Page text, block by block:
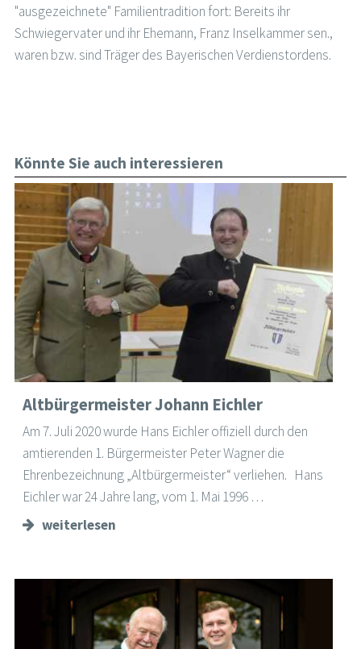
"ausgezeichnete" Familientradition fort: Bereits ihr
Schwiegervater und ihr Ehemann, Franz Inselkammer sen.,
waren bzw. sind Träger des Bayerischen Verdienstordens.
Könnte Sie auch interessieren
Altbürgermeister Johann Eichler
Am 7. Juli 2020 wurde Hans Eichler offiziell durch den
amtierenden 1. Bürgermeister Peter Wagner die
Ehrenbezeichnung „Altbürgermeister“ verliehen. Hans
Eichler war 24 Jahre lang, vom 1. Mai 1996 …
weiterlesen